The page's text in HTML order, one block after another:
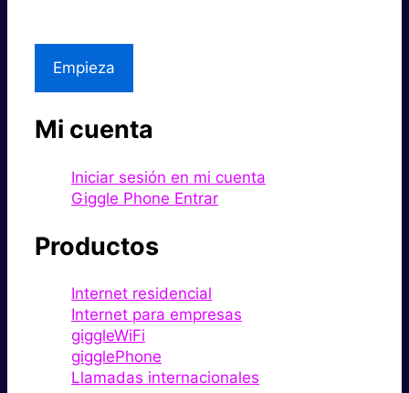
Empieza
Mi cuenta
Iniciar sesión en mi cuenta
Giggle Phone Entrar
Productos
Internet residencial
Internet para empresas
giggleWiFi
gigglePhone
Llamadas internacionales